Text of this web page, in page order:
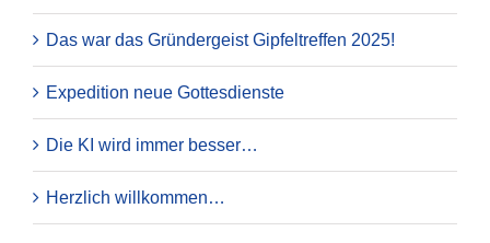
Das war das Gründergeist Gipfeltreffen 2025!
Expedition neue Gottesdienste
Die KI wird immer besser…
Herzlich willkommen…